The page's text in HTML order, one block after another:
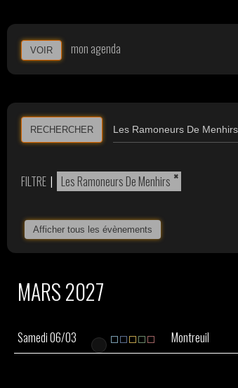
VOIR mon agenda
RECHERCHER
FILTRE | ×
Les Ramoneurs De Menhirs
Afficher tous les évènements
MARS 2027
Samedi 06/03 Montreuil